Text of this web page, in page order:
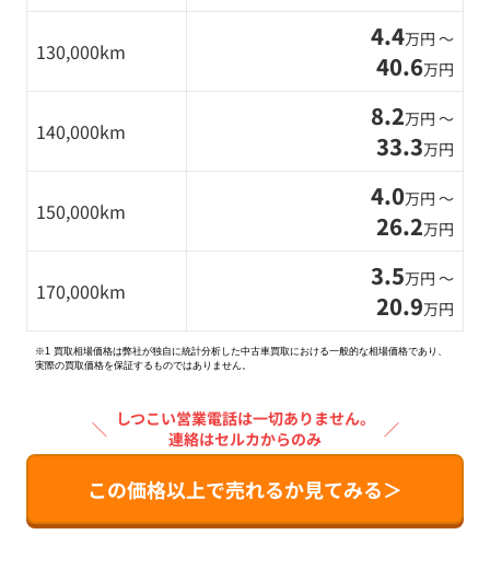
130,000km 4.4万円 〜
40.6万円
140,000km 8.2万円 〜
33.3万円
150,000km 4.0万円 〜
26.2万円
170,000km 3.5万円 〜
20.9万円
※1 買取相場価格は弊社が独自に統計分析した中古車買取における一般的な相場価格であり、
実際の買取価格を保証するものではありません。
＼ しつこい営業電話は一切ありません。
連絡はセルカからのみ
／
この価格以上で売れるか見てみる＞